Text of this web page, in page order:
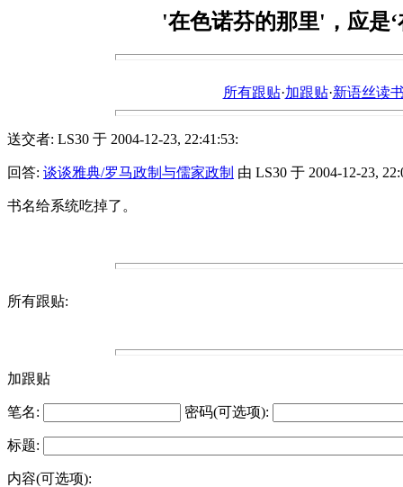
'在色诺芬的那里'，应是
所有跟贴·加跟贴·新语丝读
送交者: LS30 于 2004-12-23, 22:41:53:
回答: 谈谈雅典/罗马政制与儒家政制 由 LS30 于 2004-12-23,
书名给系统吃掉了。
所有跟贴:
加跟贴
笔名: 密码(可选项):
标题:
内容(可选项):